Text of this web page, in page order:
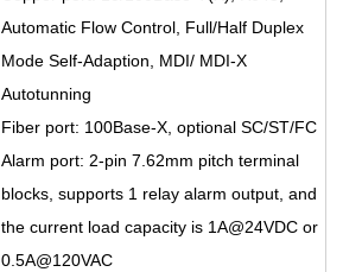
Automatic Flow Control, Full/Half Duplex
Mode Self-Adaption, MDI/ MDI-X
Autotunning
Fiber port: 100Base-X, optional SC/ST/FC
Alarm port: 2-pin 7.62mm pitch terminal
blocks, supports 1 relay alarm output, and
the current load capacity is 1A@24VDC or
0.5A@120VAC